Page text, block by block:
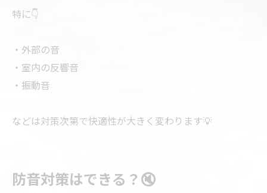
特に👇
・外部の音
・室内の反響音
・振動音
などは対策次第で快適性が大きく変わります💡
防音対策はできる？🔇